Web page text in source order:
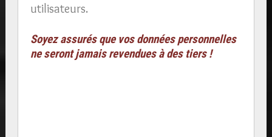
utilisateurs.
Soyez assurés que vos données personnelles
ne seront jamais revendues à des tiers !